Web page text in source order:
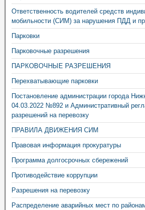
Ответственность водителей средств
мобильности (СИМ) за нарушения ПДД и
Парковки
Парковочные разрешения
ПАРКОВОЧНЫЕ РАЗРЕШЕНИЯ
Перехватывающие парковки
Постановление администрации города
04.03.2022 №892 и Административный
разрешений на перевозку
ПРАВИЛА ДВИЖЕНИЯ СИМ
Правовая информация прокуратуры
Программа долгосрочных сбережений
Противодействие коррупции
Разрешения на перевозку
Распределение аварийных мест по